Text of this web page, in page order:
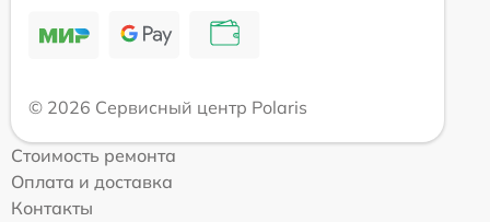
© 2026 Сервисный центр Polaris
Стоимость ремонта
Оплата и доставка
Контакты